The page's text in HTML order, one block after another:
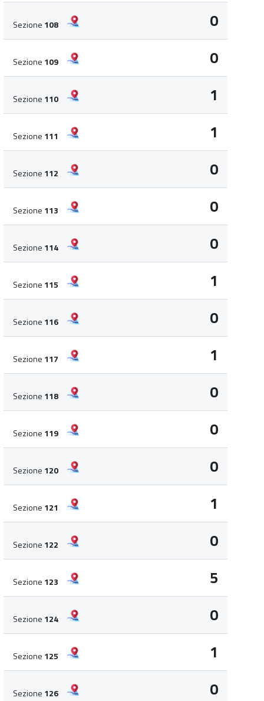
Sezione 108 0
Sezione 109 0
Sezione 110 1
Sezione 111 1
Sezione 112 0
Sezione 113 0
Sezione 114 0
Sezione 115 1
Sezione 116 0
Sezione 117 1
Sezione 118 0
Sezione 119 0
Sezione 120 0
Sezione 121 1
Sezione 122 0
Sezione 123 5
Sezione 124 0
Sezione 125 1
Sezione 126 0